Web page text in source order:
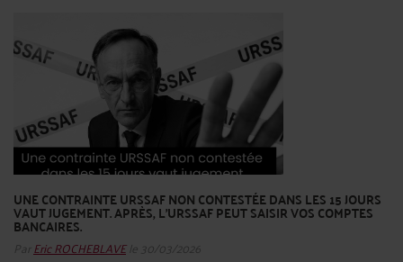
UNE CONTRAINTE URSSAF NON CONTESTÉE DANS LES 15 JOURS
VAUT JUGEMENT. ​APRÈS, L’URSSAF PEUT SAISIR VOS COMPTES
BANCAIRES.
Par Eric ROCHEBLAVEle 30/03/2026